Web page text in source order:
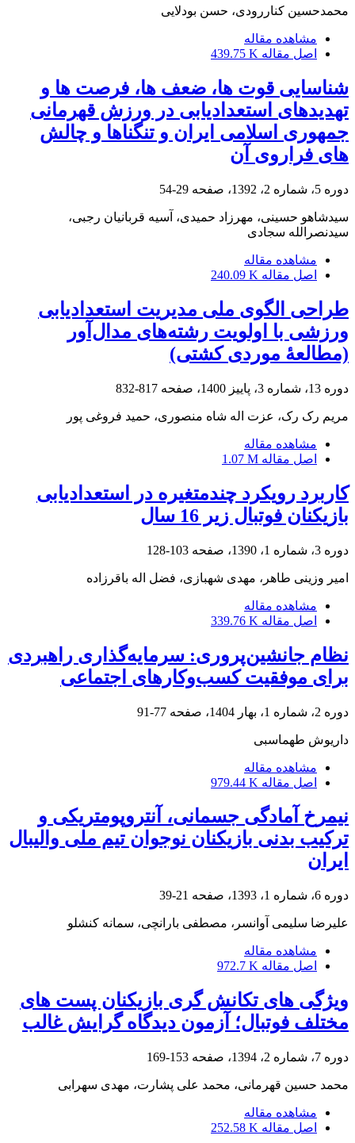
محمدحسین کناررودی، حسن بودلایی
مشاهده مقاله
اصل مقاله 439.75 K
شناسایی قوت ها، ضعف ها، فرصت ها و
تهدیدهای استعدادیابی در ورزش قهرمانی
جمهوری اسلامی ایران و تنگناها و چالش
های فراروی آن
دوره 5، شماره 2، 1392، صفحه 29-54
سیدشاهو حسینی، مهرزاد حمیدی، آسیه قربانیان رجبی،
سیدنصرالله سجادی
مشاهده مقاله
اصل مقاله 240.09 K
طراحی الگوی ملی مدیریت استعدادیابی
ورزشی با اولویت رشته‌های مدال‌آور
(مطالعۀ موردی کشتی)
دوره 13، شماره 3، پاییز 1400، صفحه 817-832
مریم رک رک، عزت اله شاه منصوری، حمید فروغی پور
مشاهده مقاله
اصل مقاله 1.07 M
کاربرد رویکرد چندمتغیره در استعدادیابی
بازیکنان فوتبال زیر 16 سال
دوره 3، شماره 1، 1390، صفحه 103-128
امیر وزینی طاهر، مهدی شهبازی، فضل اله باقرزاده
مشاهده مقاله
اصل مقاله 339.76 K
نظام جانشین‌پروری: سرمایه‌گذاری راهبردی
برای موفقیت کسب‌وکارهای اجتماعی
دوره 2، شماره 1، بهار 1404، صفحه 77-91
داریوش طهماسبی
مشاهده مقاله
اصل مقاله 979.44 K
نیمرخ آمادگی جسمانی، آنتروپومتریکی و
ترکیب بدنی بازیکنان نوجوان تیم ملی والیبال
ایران
دوره 6، شماره 1، 1393، صفحه 21-39
علیرضا سلیمی آوانسر، مصطفی بارانچی، سمانه کنشلو
مشاهده مقاله
اصل مقاله 972.7 K
ویژگی های تکانش گری بازیکنان پست های
مختلف فوتبال؛ آزمون دیدگاه گرایش غالب
دوره 7، شماره 2، 1394، صفحه 153-169
محمد حسین قهرمانی، محمد علی پشارت، مهدی سهرابی
مشاهده مقاله
اصل مقاله 252.58 K